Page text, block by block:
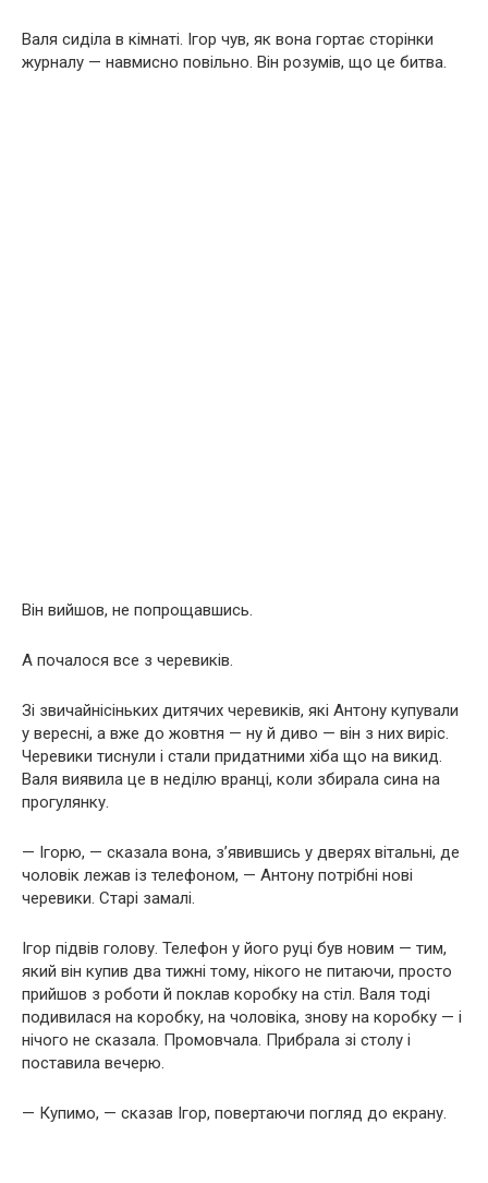
Валя сиділа в кімнаті. Ігор чув, як вона гортає сторінки
журналу — навмисно повільно. Він розумів, що це битва.
Він вийшов, не попрощавшись.
А почалося все з черевиків.
Зі звичайнісіньких дитячих черевиків, які Антону купували
у вересні, а вже до жовтня — ну й диво — він з них виріс.
Черевики тиснули і стали придатними хіба що на викид.
Валя виявила це в неділю вранці, коли збирала сина на
прогулянку.
— Ігорю, — сказала вона, з’явившись у дверях вітальні, де
чоловік лежав із телефоном, — Антону потрібні нові
черевики. Старі замалі.
Ігор підвів голову. Телефон у його руці був новим — тим,
який він купив два тижні тому, нікого не питаючи, просто
прийшов з роботи й поклав коробку на стіл. Валя тоді
подивилася на коробку, на чоловіка, знову на коробку — і
нічого не сказала. Промовчала. Прибрала зі столу і
поставила вечерю.
— Купимо, — сказав Ігор, повертаючи погляд до екрану.